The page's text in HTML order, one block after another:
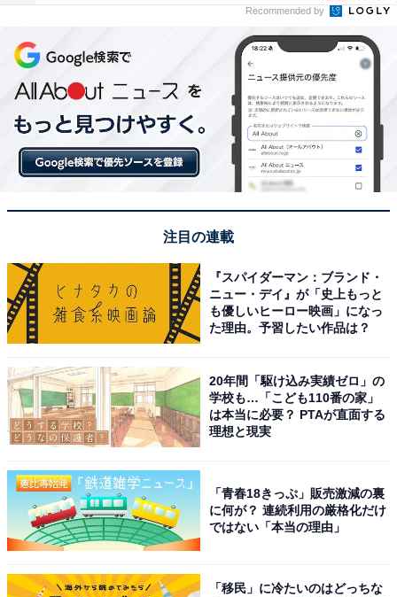
Recommended by
注目の連載
『スパイダーマン：ブランド・
ニュー・デイ』が「史上もっと
も優しいヒーロー映画」になっ
た理由。予習したい作品は？
20年間「駆け込み実績ゼロ」の
学校も…「こども110番の家」
は本当に必要？ PTAが直面する
理想と現実
「青春18きっぷ」販売激減の裏
に何が？ 連続利用の厳格化だけ
ではない「本当の理由」
「移民」に冷たいのはどっちな